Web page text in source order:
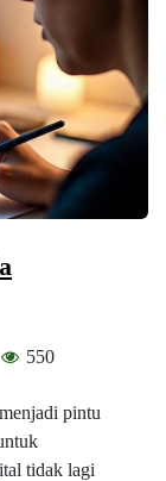
550
pintu
tidak lagi